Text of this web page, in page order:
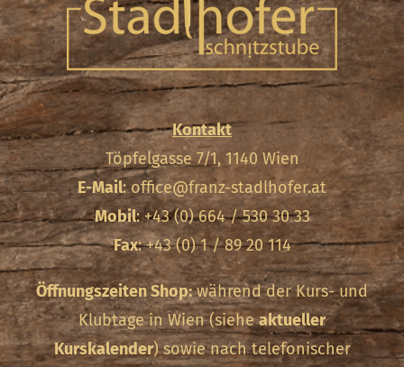
Kontakt
Töpfelgasse 7/1, 1140 Wien
E-Mail:office@franz-stadlhofer.at
Mobil: +43 (0) 664 / 530 30 33
Fax: +43 (0) 1 / 89 20 114
Öffnungszeiten Shop:während der Kurs- und
Klubtage in Wien (sieheaktueller
Kurskalender) sowie nach telefonischer